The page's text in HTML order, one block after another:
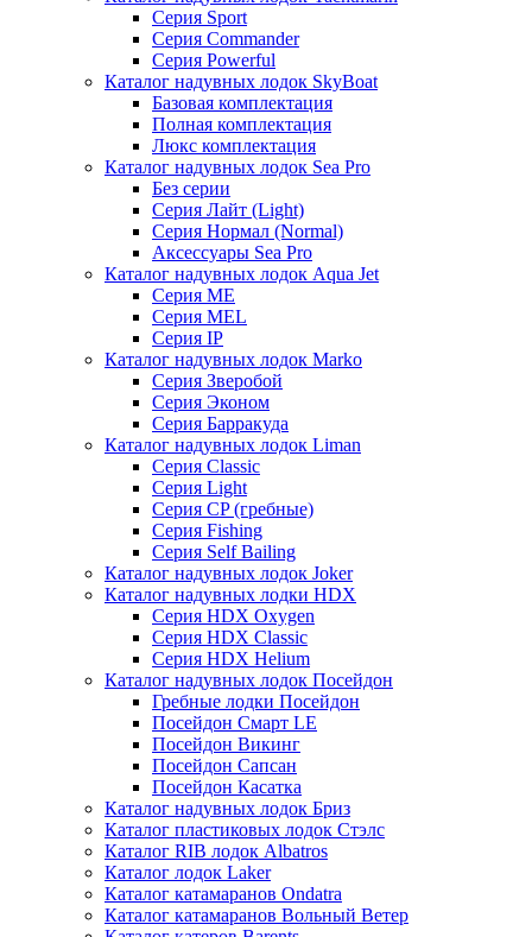
Серия Sport
Серия Commander
Серия Powerful
Каталог надувных лодок SkyBoat
Базовая комплектация
Полная комплектация
Люкс комплектация
Каталог надувных лодок Sea Pro
Без серии
Серия Лайт (Light)
Серия Нормал (Normal)
Аксессуары Sea Pro
Каталог надувных лодок Aqua Jet
Серия ME
Серия MEL
Серия IP
Каталог надувных лодок Marko
Серия Зверобой
Серия Эконом
Серия Барракуда
Каталог надувных лодок Liman
Серия Classic
Серия Light
Серия CP (гребные)
Серия Fishing
Серия Self Bailing
Каталог надувных лодок Joker
Каталог надувных лодки HDX
Серия HDX Oxygen
Серия HDX Classic
Серия HDX Helium
Каталог надувных лодок Посейдон
Гребные лодки Посейдон
Посейдон Смарт LE
Посейдон Викинг
Посейдон Сапсан
Посейдон Касатка
Каталог надувных лодок Бриз
Каталог пластиковых лодок Стэлс
Каталог RIB лодок Albatros
Каталог лодок Laker
Каталог катамаранов Ondatra
Каталог катамаранов Вольный Ветер